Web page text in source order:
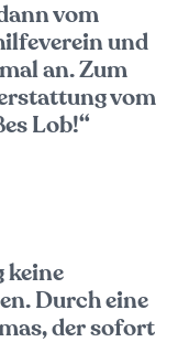
vom
und
an. Zum
vom
Lob!“
keine
Durch eine
der sofort